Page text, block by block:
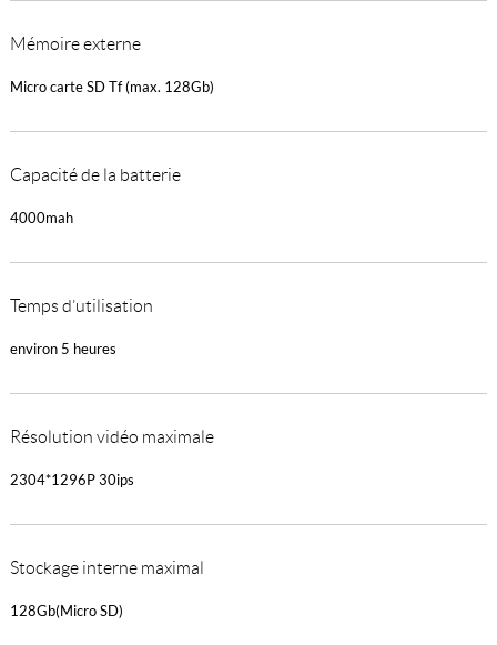
Mémoire externe
Micro carte SD Tf (max. 128Gb)
Capacité de la batterie
4000mah
Temps d’utilisation
environ 5 heures
Résolution vidéo maximale
2304*1296P 30ips
Stockage interne maximal
128Gb(Micro SD)